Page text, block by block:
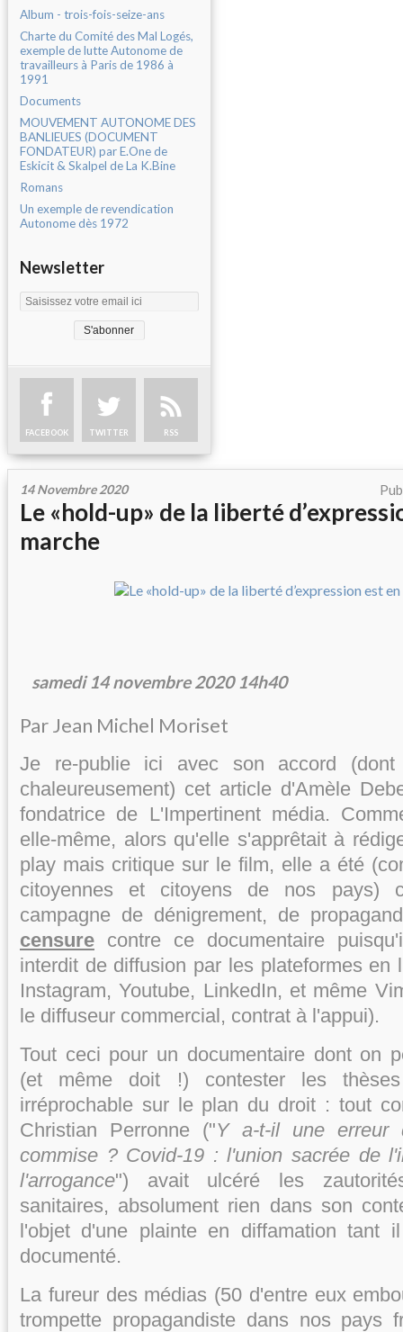
Album - trois-fois-seize-ans
Charte du Comité des Mal Logés,
exemple de lutte Autonome de
travailleurs à Paris de 1986 à
1991
Documents
MOUVEMENT AUTONOME DES
BANLIEUES (DOCUMENT
FONDATEUR) par E.One de
Eskicit & Skalpel de La K.Bine
Romans
Un exemple de revendication
Autonome dès 1972
Newsletter
FACEBOOK TWITTER RSS
14 Novembre 2020
Le «hold-up» de la liberté
marche
samedi 14 novembre 2020 14h40
Par Jean Michel Moriset
Je re-publie ici avec son accord
chaleureusement) cet article d'Amèle
fondatrice de L'Impertinent média.
elle-même, alors qu'elle s'apprêtait à
play mais critique sur le film, elle a été
citoyennes et citoyens de nos pays)
campagne de dénigrement, de
censure contre ce documentaire
interdit de diffusion par les plateformes en
Instagram, Youtube, LinkedIn, et même
le diffuseur commercial, contrat à l'appui).
Tout ceci pour un documentaire dont on
(et même doit !) contester les
irréprochable sur le plan du droit : tout
Christian Perronne ("Y a-t-il une erreur
commise ? Covid-19 : l'union sacrée de
l'arrogance") avait ulcéré les
sanitaires, absolument rien dans son
l'objet d'une plainte en diffamation tant
documenté.
La fureur des médias (50 d'entre eux
trompette propagandiste dans nos pays